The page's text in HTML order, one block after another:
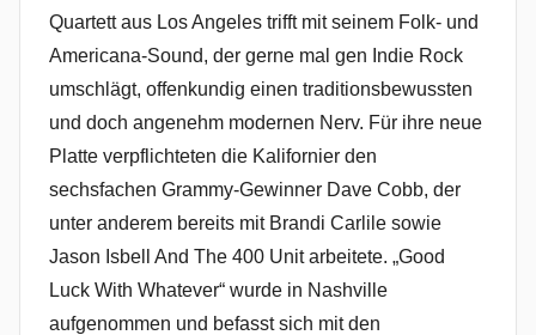
Quartett aus Los Angeles trifft mit seinem Folk- und
Americana-Sound, der gerne mal gen Indie Rock
umschlägt, offenkundig einen traditionsbewussten
und doch angenehm modernen Nerv. Für ihre neue
Platte verpflichteten die Kalifornier den
sechsfachen Grammy-Gewinner Dave Cobb, der
unter anderem bereits mit Brandi Carlile sowie
Jason Isbell And The 400 Unit arbeitete. „Good
Luck With Whatever“ wurde in Nashville
aufgenommen und befasst sich mit den